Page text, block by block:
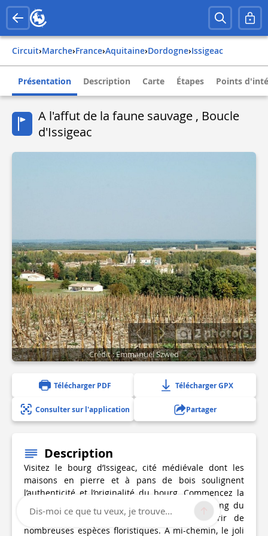
Circuit› Marche› france› aquitaine› dordogne› issigeac
Présentation Description Carte Étapes Points
A l'affut de la faune sauvage , Boucle
d'Issigeac
2 photo(s)
Crédit : Emmanuel Szwed
Télécharger PDF Télécharger GPX
Consulter sur l'application Partager
Description
Visitez le bourg d’Issigeac, cité médiévale dont les
maisons en pierre et à pans de bois soulignent
l’authenticité et l’originalité du bourg. Commencez la
balade et traversez les ZNIEFF présentes le long du
parcours qui vous permettront de découvrir de
nombreuses espèces floristiques. A mi-chemin, le joli
Dis-moi ce que tu veux, je trouve...